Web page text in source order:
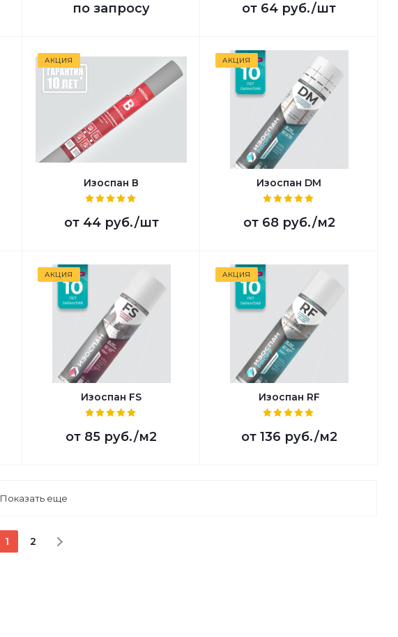
по запросу от 64 руб./шт
АКЦИЯ
Изоспан В
от 44 руб./шт
АКЦИЯ
Изоспан DM
от 68 руб./м2
АКЦИЯ
Изоспан FS
от 85 руб./м2
АКЦИЯ
Изоспан RF
от 136 руб./м2
Показать еще
1 2